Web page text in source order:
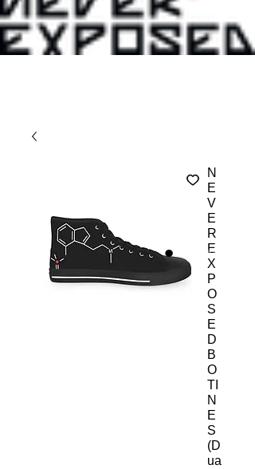
N
E
V
E
R
E
X
P
O
S
E
D
B
O
TI
N
E
S
(D
ua